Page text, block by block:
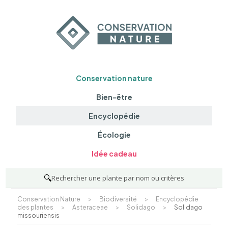
Conservation nature
Bien-être
Encyclopédie
Écologie
Idée cadeau
🔍Rechercher une plante par nom ou critères
Conservation Nature > Biodiversité >
Encyclopédie
des plantes
> Asteraceae > Solidago >
Solidago
missouriensis